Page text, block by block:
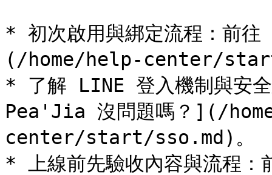
* 初次啟用與綁定流程：前
(/home/help-center/
* 了解 LINE 登入機制與安
Pea'Jia 沒問題嗎？](/
center/start/sso.md)。
* 上線前先驗收內容與流程